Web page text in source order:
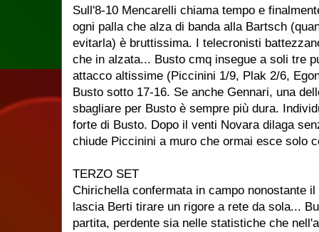
Sull'8-10 Mencarelli chiama tempo e
ogni palla che alza di banda alla Bartsch
evitarla) è bruttissima. I telecronisti
che in alzata... Busto cmq insegue a soli tre
attacco altissime (Piccinini 1/9, Plak 2/6,
Busto sotto 17-16. Se anche Gennari, una
sbagliare per Busto è sempre più dura.
forte di Busto. Dopo il venti Novara dilaga
chiude Piccinini a muro che ormai esce solo
TERZO SET
Chirichella confermata in campo nonostante
lascia Berti tirare un rigore a rete da sola...
partita, perdente sia nelle statistiche che